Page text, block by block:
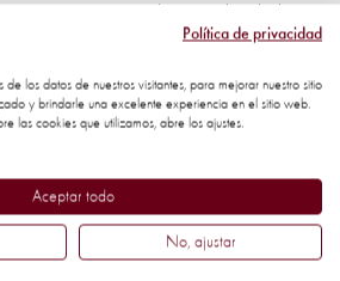
y si había otro animal en el
brecha.
que el virus puede saltar a
perros, animales o incluso a los
Tomemos en consideración el
Política de privacidad
de los datos de nuestros visitantes, para mejorar nuestro sitio
y brindarle una excelente experiencia en el sitio web.
las cookies que utilizamos, abre los ajustes.
Aceptar todo
No, ajustar